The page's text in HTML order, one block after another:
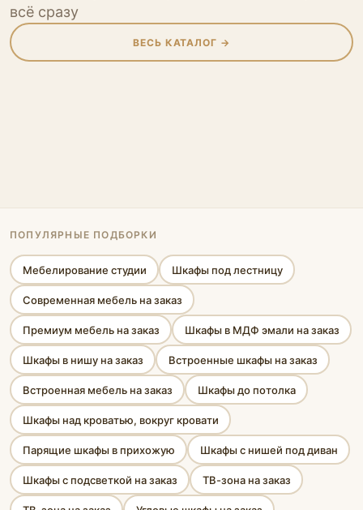
всё сразу
ВЕСЬ КАТАЛОГ →
Шкафы Шкафы-купе
ПОПУЛЯРНЫЕ ПОДБОРКИ
Мебелирование студии Шкафы под лестницу
Современная мебель на заказ
Премиум мебель на заказ Шкафы в МДФ эмали на заказ
Шкафы в нишу на заказ Встроенные шкафы на заказ
Встроенная мебель на заказ Шкафы до потолка
Шкафы над кроватью, вокруг кровати
Парящие шкафы в прихожую Шкафы с нишей под диван
Шкафы с подсветкой на заказ ТВ-зона на заказ